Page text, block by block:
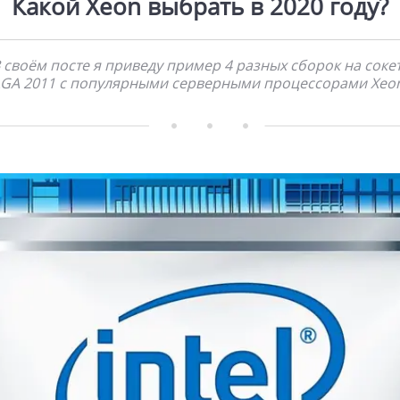
посте я приведу пример 4 разных сборок на
2011 с популярными серверными процессорами